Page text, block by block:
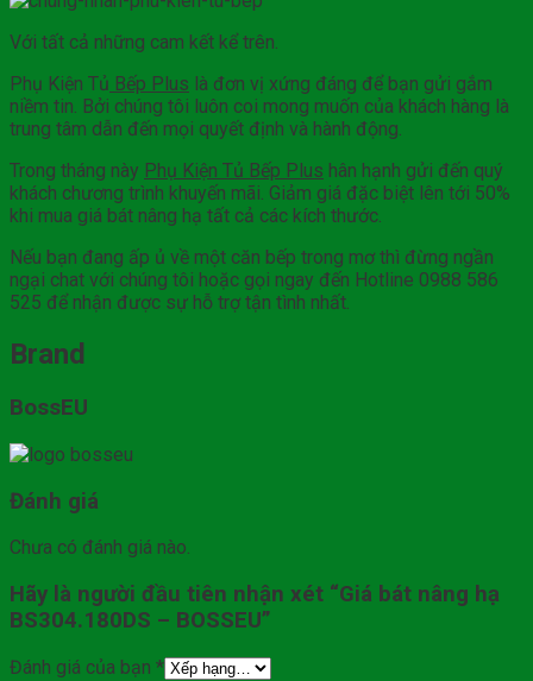
Với tất cả những cam kết kể trên.
Phụ Kiện Tủ Bếp Plus là đơn vị xứng đáng để bạn gửi gắm
niềm tin. Bởi chúng tôi luôn coi mong muốn của khách hàng là
trung tâm dẫn đến mọi quyết định và hành động.
Trong tháng này Phụ Kiện Tủ Bếp Plus hân hạnh gửi đến quý
khách chương trình khuyến mãi. Giảm giá đặc biệt lên tới 50%
khi mua giá bát nâng hạ tất cả các kích thước.
Nếu bạn đang ấp ủ về một căn bếp trong mơ thì đừng ngần
ngại chat với chúng tôi hoặc gọi ngay đến Hotline 0988 586
525 để nhận được sự hỗ trợ tận tình nhất.
Brand
BossEU
Đánh giá
Chưa có đánh giá nào.
Hãy là người đầu tiên nhận xét “Giá bát nâng hạ
BS304.180DS – BOSSEU”
Đánh giá của bạn *